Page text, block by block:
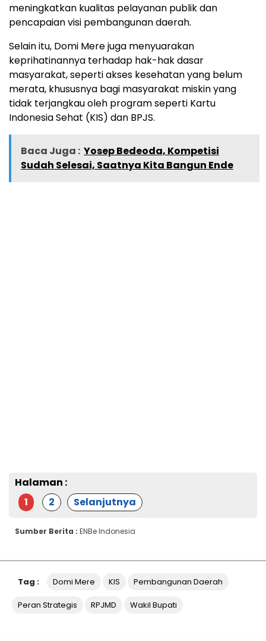
meningkatkan kualitas pelayanan publik dan
pencapaian visi pembangunan daerah.
Selain itu, Domi Mere juga menyuarakan
keprihatinannya terhadap hak-hak dasar
masyarakat, seperti akses kesehatan yang belum
merata, khususnya bagi masyarakat miskin yang
tidak terjangkau oleh program seperti Kartu
Indonesia Sehat (KIS) dan BPJS.
Baca Juga : Yosep Bedeoda, Kompetisi
Sudah Selesai, Saatnya Kita Bangun Ende
Halaman :
1
2 Selanjutnya
Sumber Berita : ENBe Indonesia
Tag : Domi Mere KIS Pembangunan Daerah
Peran Strategis RPJMD Wakil Bupati